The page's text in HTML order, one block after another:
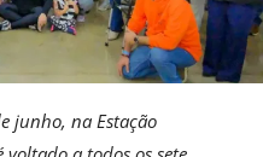
junho, na Estação